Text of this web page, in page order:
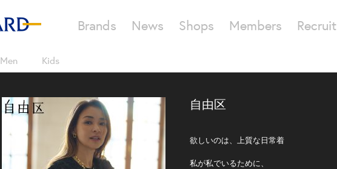
Brands News Shops Members Recruit
Men Kids
自由区
欲しいのは、上質な日常着
私が私でいるために、